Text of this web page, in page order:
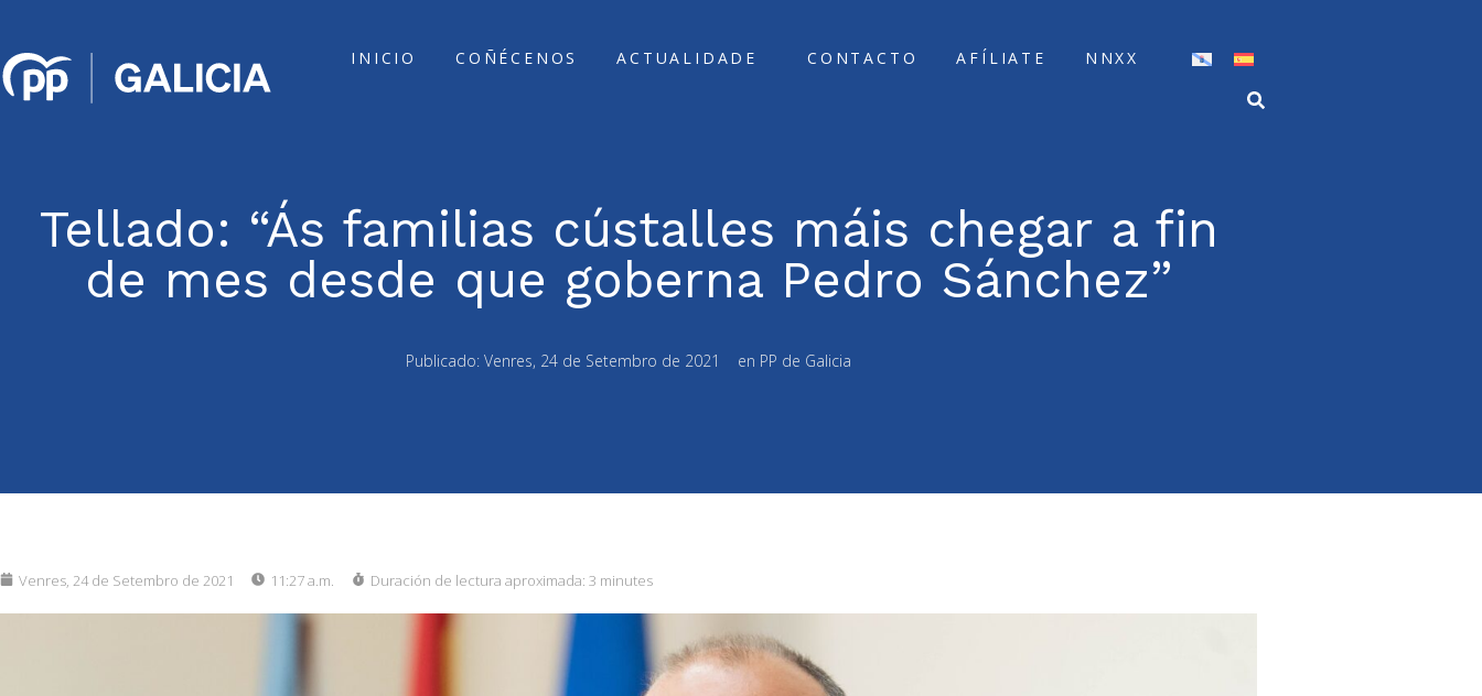
INICIO COÑÉCENOS ACTUALIDADE CONTACTO AFÍLIATE NNXX
Tellado: “Ás familias cústalles máis chegar a fin
de mes desde que goberna Pedro Sánchez”
Publicado: Venres, 24 de Setembro de 2021 en PP de Galicia
Venres, 24 de Setembro de 2021 11:27 a.m. Duración de lectura aproximada: 3 minutes